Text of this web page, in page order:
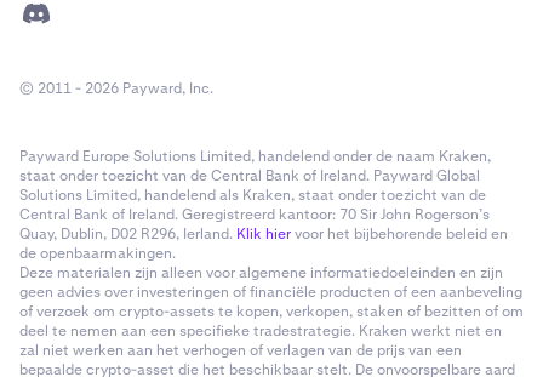
© 2011 - 2026 Payward, Inc.
Payward Europe Solutions Limited, handelend onder de naam Kraken,
staat onder toezicht van de Central Bank of Ireland. Payward Global
Solutions Limited, handelend als Kraken, staat onder toezicht van de
Central Bank of Ireland. Geregistreerd kantoor: 70 Sir John Rogerson’s
Quay, Dublin, D02 R296, Ierland. Klik hiervoor het bijbehorende beleid en
de openbaarmakingen.
Deze materialen zijn alleen voor algemene informatiedoeleinden en zijn
geen advies over investeringen of financiële producten of een aanbeveling
of verzoek om crypto-assets te kopen, verkopen, staken of bezitten of om
deel te nemen aan een specifieke tradestrategie. Kraken werkt niet en
zal niet werken aan het verhogen of verlagen van de prijs van een
bepaalde crypto-asset die het beschikbaar stelt. De onvoorspelbare aard